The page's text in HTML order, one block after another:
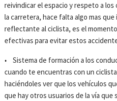
reivindicar el espacio y respeto a
la carretera, hace falta algo mas que
reflectante al ciclista, es el
efectivas para evitar estos
• Sistema de formación a los
cuando te encuentras con un
haciéndoles ver que los vehículos
que hay otros usuarios de la vía que